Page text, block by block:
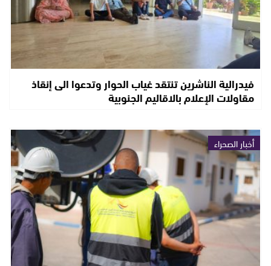
فيدرالية الناشرين تنتقد غياب الحوار وتدعوا الى إنقاذ
مقاولات الإعلام بالاقاليم الجنوبية
أخبار الصحراء